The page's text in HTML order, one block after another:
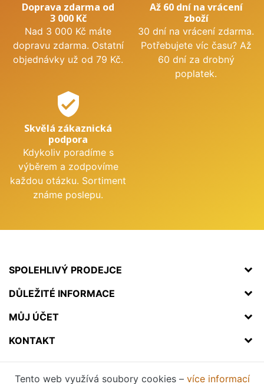
Doprava zdarma od
3 000 Kč
Nad 3 000 Kč máte
dopravu zdarma. Ostatní
objednávky už od 79 Kč.
Až 60 dní na vrácení
zboží
30 dní na vrácení zdarma.
Potřebujete víc času? Až
60 dní za drobný
poplatek.
verified_user
Skvělá zákaznická
podpora
Kdykoliv poradíme s
výběrem a zodpovíme
každou otázku. Sortiment
známe poslepu.
SPOLEHLIVÝ PRODEJCE
DŮLEŽITÉ INFORMACE
MŮJ ÚČET
KONTAKT
Tento web využívá soubory cookies – více informací